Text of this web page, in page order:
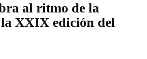
al ritmo de la
XXIX edición del